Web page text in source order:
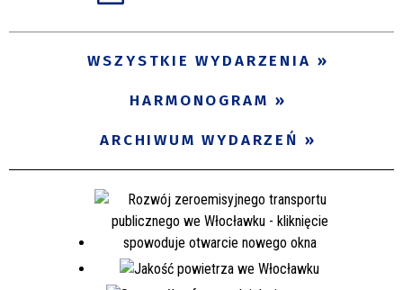
WSZYSTKIE WYDARZENIA
HARMONOGRAM
ARCHIWUM WYDARZEŃ